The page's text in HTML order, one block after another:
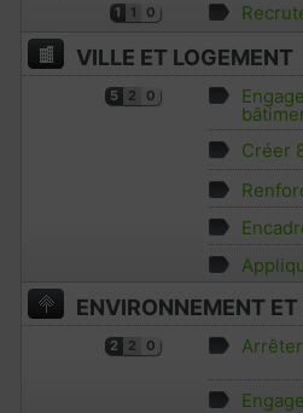
1 1 0
VILLE ET LOGEMENT
5 2 0
Créer
ENVIRONNEMENT
2 2 0